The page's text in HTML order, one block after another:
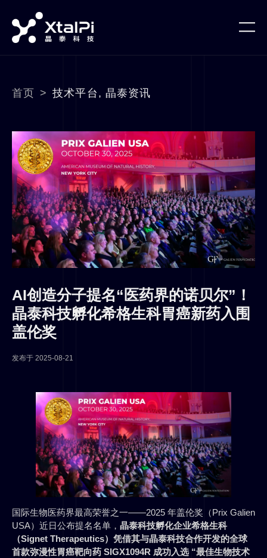
首页 > 技术平台 , 晶泰资讯
AI创造分子提名“医药界的诺贝尔”！
晶泰科技孵化希格生科胃癌新药入围
盖伦奖
发布于 2025-08-21
国际生物医药界最高荣誉之一——2025 年盖伦奖（Prix Galien
USA）近日公布提名名单， 晶泰科技孵化企业希格生科
（Signet Therapeutics）凭借其与晶泰科技合作开发的全球
首款弥漫性胃癌靶向药 SIGX1094R 成功入选 “最佳生物技术